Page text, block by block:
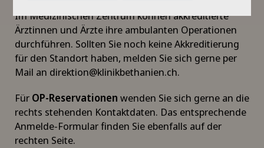
Im Medizinischen Zentrum können akkreditierte
Ärztinnen und Ärzte ihre ambulanten Operationen
durchführen. Sollten Sie noch keine Akkreditierung
für den Standort haben, melden Sie sich gerne per
Mail an direktion@klinikbethanien.ch.
Für OP-Reservationen wenden Sie sich gerne an die
rechts stehenden Kontaktdaten. Das entsprechende
Anmelde-Formular finden Sie ebenfalls auf der
rechten Seite.